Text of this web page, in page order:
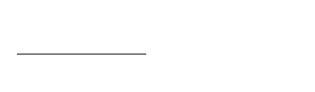
———————————–